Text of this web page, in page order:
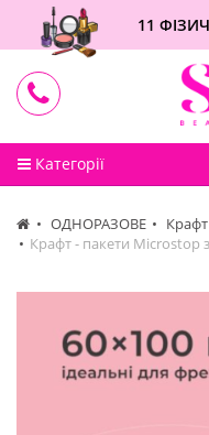
11
Категорії
ОДНОРАЗОВЕ
Крафт - пакети Microstop